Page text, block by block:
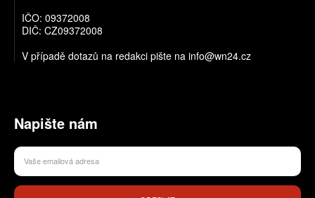
IČO: 09372008
DIČ: CZ09372008
V případě dotazů na redakci pište na info@wn24.cz
Napište nám